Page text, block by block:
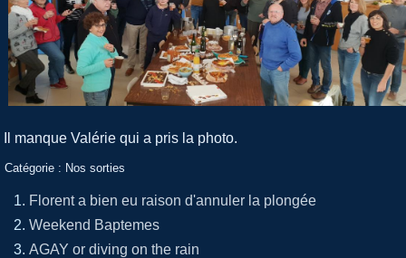
Il manque Valérie qui a pris la photo.
Catégorie : Nos sorties
Florent a bien eu raison d'annuler la plongée
Weekend Baptemes
AGAY or diving on the rain